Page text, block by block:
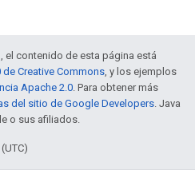
el contenido de esta página está
Creative Commons, y los ejemplos
Apache 2.0. Para obtener más
del sitio de Google Developers. Java
o sus afiliados.